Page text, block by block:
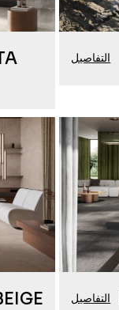
التفاصيل
التفاصيل